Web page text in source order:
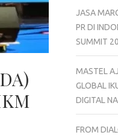
JASA
PR DI
SUMMIT
MASTEL
GLOBAL
DIGITAL
FROM